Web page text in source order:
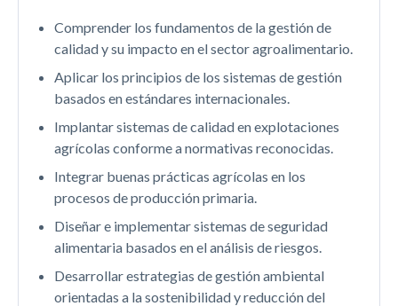
Comprender los fundamentos de la gestión de
calidad y su impacto en el sector agroalimentario.
Aplicar los principios de los sistemas de gestión
basados en estándares internacionales.
Implantar sistemas de calidad en explotaciones
agrícolas conforme a normativas reconocidas.
Integrar buenas prácticas agrícolas en los
procesos de producción primaria.
Diseñar e implementar sistemas de seguridad
alimentaria basados en el análisis de riesgos.
Desarrollar estrategias de gestión ambiental
orientadas a la sostenibilidad y reducción del